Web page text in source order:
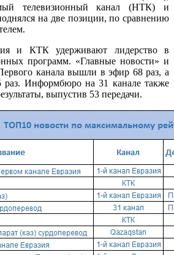
телевизионный канал (НТК) и
на две позиции, по сравнению
и КТК удерживают лидерство в
программ. «Главные новости» и
канала вышли в эфир 68 раз, а
Информбюро на 31 канале также
выпустив 53 передачи.